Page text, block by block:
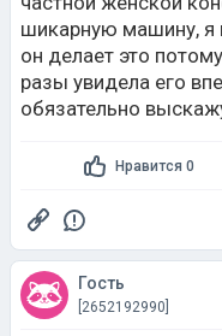
дешёвый. Есть
предприятие,
денег, они
шикарную машину, я
он делает это
разы увидела его
обязательно
Нравится 0
Гость
[2652192990]